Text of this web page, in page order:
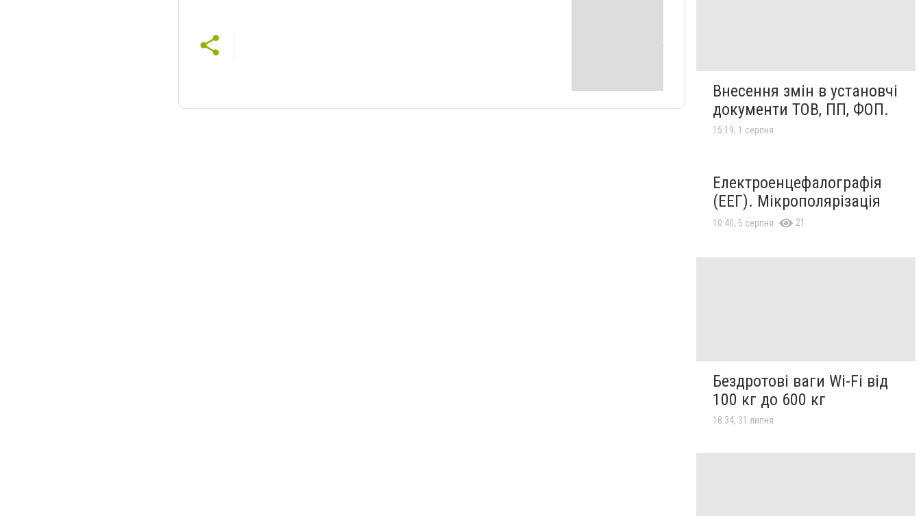
Внесення змін в установчі
документи ТОВ, ПП, ФОП.
15:19, 1 серпня
Електроенцефалографія
(ЕЕГ). Мікрополярізація
10:40, 5 серпня 21
Бездротові ваги Wi-Fi від
100 кг до 600 кг
18:34, 31 липня